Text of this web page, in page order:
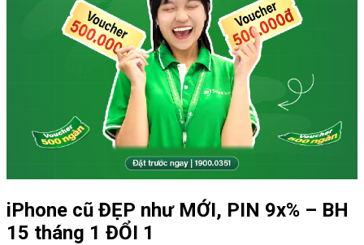
iPhone cũ ĐẸP như MỚI, PIN 9x% – BH
15 tháng 1 ĐỔI 1